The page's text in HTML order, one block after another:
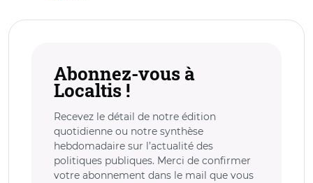
Abonnez-vous à
Localtis !
Recevez le détail de notre édition
quotidienne ou notre synthèse
hebdomadaire sur l’actualité des
politiques publiques. Merci de confirmer
votre abonnement dans le mail que vous